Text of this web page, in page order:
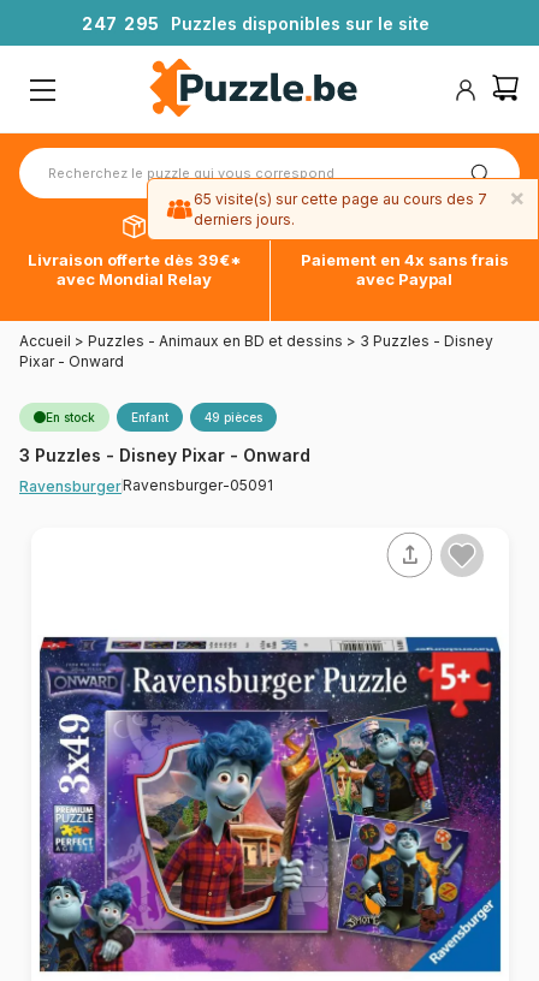
247 295 Puzzles disponibles sur le site
Livraison offerte dès 39€*
avec Mondial Relay
Paiement en 4x sans frais
avec Paypal
Accueil > Puzzles - Animaux en BD et dessins > 3 Puzzles - Disney
Pixar - Onward
En stock Enfant 49 pièces
3 Puzzles - Disney Pixar - Onward
RavensburgerRavensburger-05091
×
65 visite(s) sur cette page au cours des 7
derniers jours.